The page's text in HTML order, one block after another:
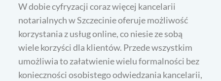
W dobie cyfryzacji coraz więcej kancelarii
notarialnych w Szczecinie oferuje możliwość
korzystania z usług online, co niesie ze sobą
wiele korzyści dla klientów. Przede wszystkim
umożliwia to załatwienie wielu formalności bez
konieczności osobistego odwiedzania kancelarii,